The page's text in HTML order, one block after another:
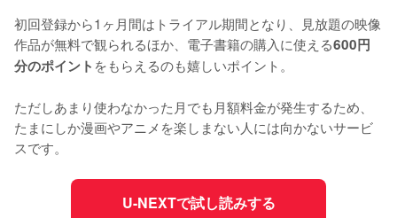
初回登録から1ヶ月間はトライアル期間となり、見放題の映像
作品が無料で観られるほか、電子書籍の購入に使える600円
分のポイント をもらえるのも嬉しいポイント。
ただしあまり使わなかった月でも月額料金が発生するため、
たまにしか漫画やアニメを楽しまない人には向かないサービ
スです。
U-NEXTで試し読みする